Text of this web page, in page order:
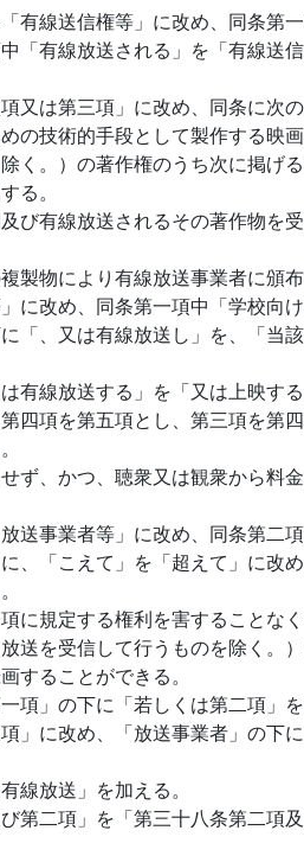
有線送信権等」に改め、同条第
「有線放送される」を「有線送
又は第三項」に改め、同条に次の
の技術的手段として製作する映
く。）の著作権のうち次に掲げ
る。
び有線放送されるその著作物を
製物により有線放送事業者に頒
に改め、同条第一項中「学校向
「、又は有線放送し」を、「当
有線放送する」を「又は上映す
四項を第五項とし、第三項を第
ず、かつ、聴衆又は観衆から料
送事業者等」に改め、同条第二
、「こえて」を「超えて」に改
に規定する権利を害することな
送を受信して行うものを除く。
することができる。
項」の下に「若しくは第二項」
」に改め、「放送事業者」の下
線放送」を加える。
第二項」を「第三十八条第二項